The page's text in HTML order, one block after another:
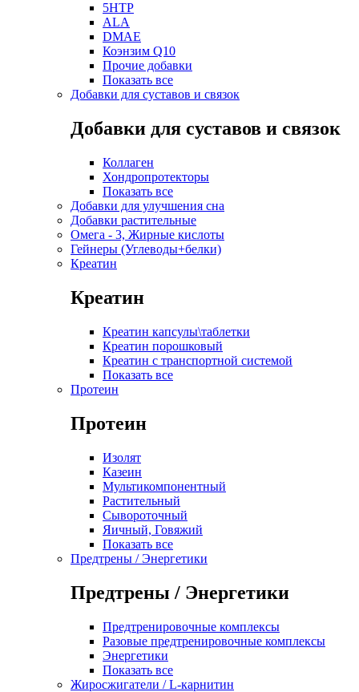
5HTP
ALA
DMAE
Коэнзим Q10
Прочие добавки
Показать все
Добавки для суставов и связок
Добавки для суставов и связок
Коллаген
Хондропротекторы
Показать все
Добавки для улучшения сна
Добавки растительные
Омега - 3, Жирные кислоты
Гейнеры (Углеводы+белки)
Креатин
Креатин
Креатин капсулы\таблетки
Креатин порошковый
Креатин с транспортной системой
Показать все
Протеин
Протеин
Изолят
Казеин
Мультикомпонентный
Растительный
Сывороточный
Яичный, Говяжий
Показать все
Предтрены / Энергетики
Предтрены / Энергетики
Предтренировочные комплексы
Разовые предтренировочные комплексы
Энергетики
Показать все
Жиросжигатели / L-карнитин